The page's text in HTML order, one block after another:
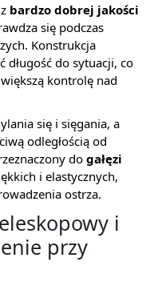
bardzo dobrej jakości
się podczas
Konstrukcja
długość do sytuacji, co
kontrolę nad
się i sięgania, a
odległością od
do gałęzi
i elastycznych,
ostrza.
i
przy